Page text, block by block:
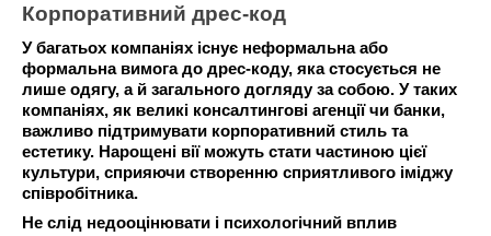
Корпоративний дрес-код
У багатьох компаніях існує неформальна або
формальна вимога до дрес-коду, яка стосується не
лише одягу, а й загального догляду за собою. У таких
компаніях, як великі консалтингові агенції чи банки,
важливо підтримувати корпоративний стиль та
естетику. Нарощені вії можуть стати частиною цієї
культури, сприяючи створенню сприятливого іміджу
співробітника.
Не слід недооцінювати і психологічний вплив